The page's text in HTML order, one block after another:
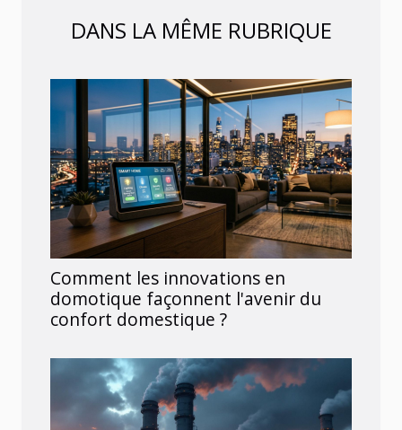
DANS LA MÊME RUBRIQUE
Comment les innovations en
domotique façonnent l'avenir du
confort domestique ?